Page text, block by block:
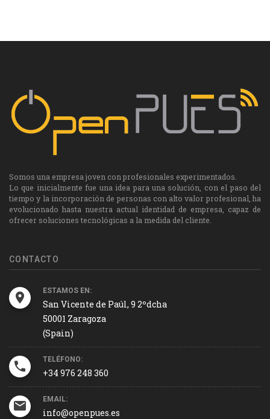
Somos una empresa joven con profesionales experimentados.
Lo que inicialmente fue una idea para una solución, con el paso del
tiempo y la incorporación de personas con alto valor profesional, ha
evolucionado hasta nuestra actual identidad de empresa, capaz de
ofrecer soluciones tecnológicas a la medida del cliente.
CONTACTO
ESTAMOS EN:
San Vicente de Paúl, 9 2ºdcha
50001 Zaragoza
(Spain)
TELÉFONO:
+34 976 248 360
EMAIL:
info@openpues.es